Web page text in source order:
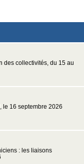
des collectivités, du 15 au
le 16 septembre 2026
: les liaisons